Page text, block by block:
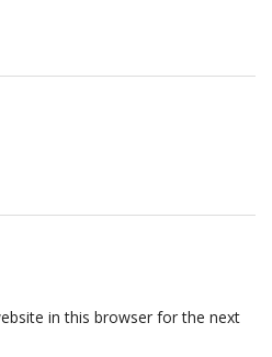
in this browser for the next